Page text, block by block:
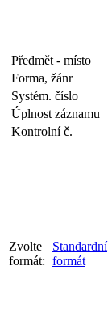
Předmět - místo
Forma, žánr
Systém. číslo
Úplnost záznamu
Kontrolní č.
Zvolte
formát:
Standardní
formát